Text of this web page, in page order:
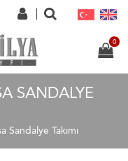
SANDALYE
Sandalye Takımı